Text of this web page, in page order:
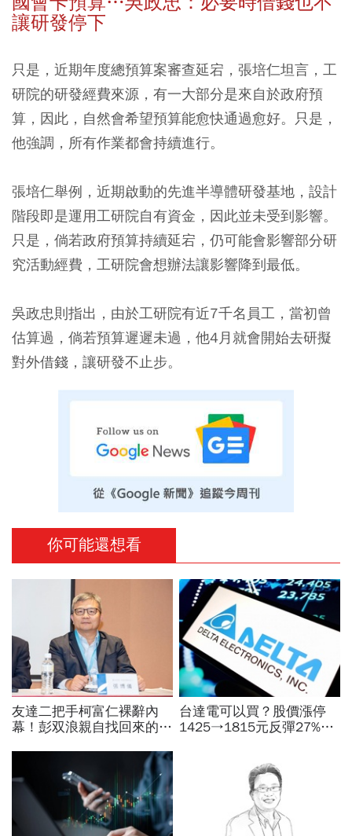
讓研發停下
只是，近期年度總預算案審查延宕，張培仁坦言，工
研院的研發經費來源，有一大部分是來自於政府預
算，因此，自然會希望預算能愈快通過愈好。只是，
他強調，所有作業都會持續進行。
張培仁舉例，近期啟動的先進半導體研發基地，設計
階段即是運用工研院自有資金，因此並未受到影響。
只是，倘若政府預算持續延宕，仍可能會影響部分研
究活動經費，工研院會想辦法讓影響降到最低。
吳政忠則指出，由於工研院有近7千名員工，當初曾
估算過，倘若預算遲遲未過，他4月就會開始去研擬
對外借錢，讓研發不止步。
你可能還想看
友達二把手柯富仁裸辭內
幕！彭双浪親自找回來的接
「落後群創」成最後稻草？
台達電可以買？股價漲停
1425→1815元反彈27%！
目標價、散熱王牌神秘面紗